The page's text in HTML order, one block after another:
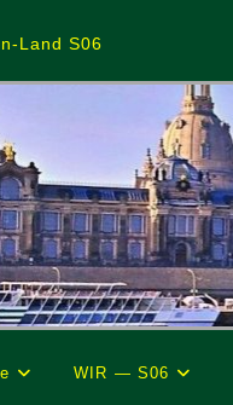
Land S06
WIR — S06